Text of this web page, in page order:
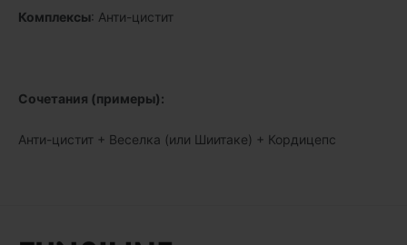
Комплексы: Анти-цистит
Сочетания (примеры):
Анти-цистит + Веселка (или Шиитаке) + Кордицепс